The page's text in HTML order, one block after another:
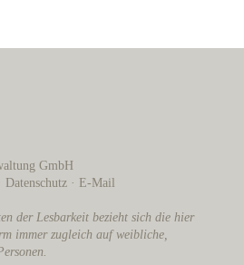
GmbH
Datenschutz· E-Mail
der Lesbarkeit bezieht sich die hier
immer zugleich auf weibliche,